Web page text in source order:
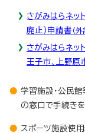
さがみはらネッ
廃止）申請書 （
さがみはらネッ
王子市、上野原
学習施設・公民
の窓口で手続きを
スポーツ施設使